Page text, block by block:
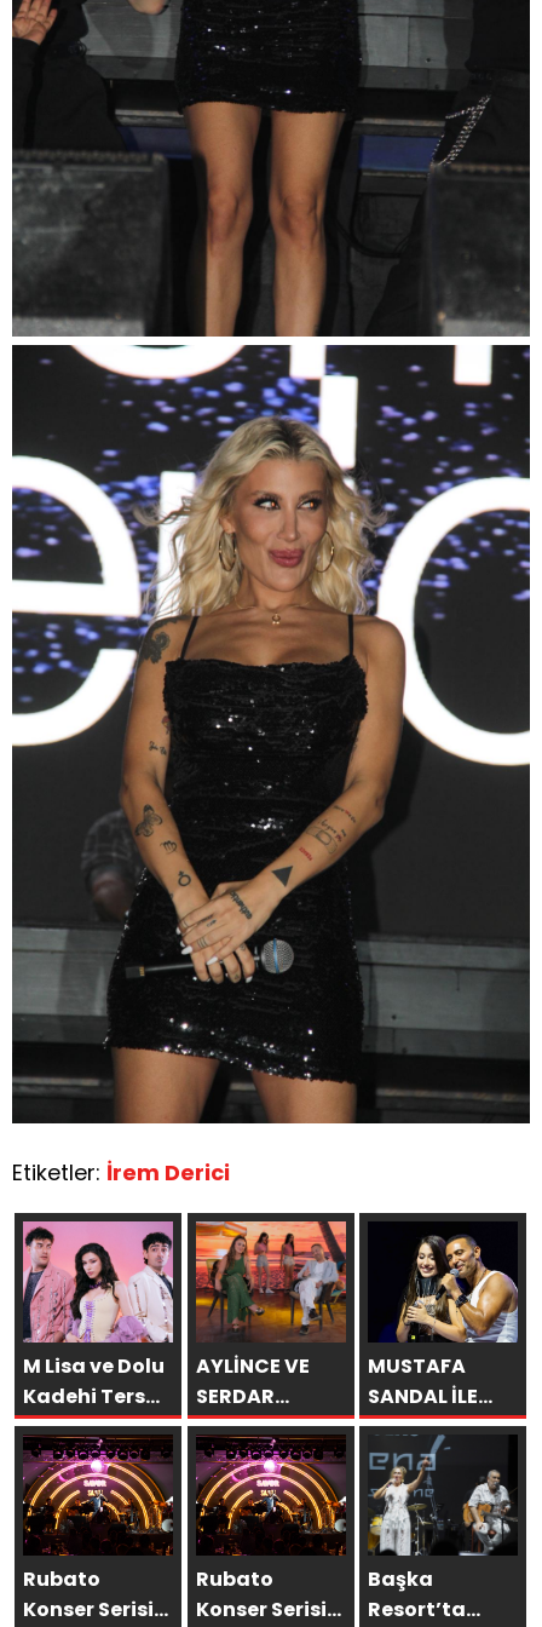
Etiketler: İrem Derici
M Lisa ve Dolu
Kadehi Ters
Tut’tan Yeni İş
Birliği: “Vişne”
AYLİNCE VE
SERDAR
ORTAÇ’TAN
YAZA
“ROMANTİK
AŞK”
BOMBASI!
MUSTAFA
SANDAL İLE
AYNI SAHNEDE
PARLADI:
AFRA’YA
HARBİYE’DE
BÜYÜK ALKIŞ
Rubato
Konser Serisi
Rubato
Konser Serisi
Başka
Resort’ta